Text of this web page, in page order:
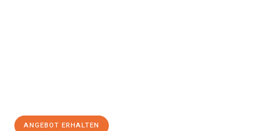
ANGEBOT ERHALTEN